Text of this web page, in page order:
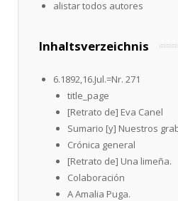
alistar todos autores
Inhaltsverzeichnis
6.1892,16.Jul.=Nr. 271
title_page
[Retrato de] Eva Canel
Sumario [y] Nuestros
Crónica general
[Retrato de] Una limeña.
Colaboración
A Amalia Puga.